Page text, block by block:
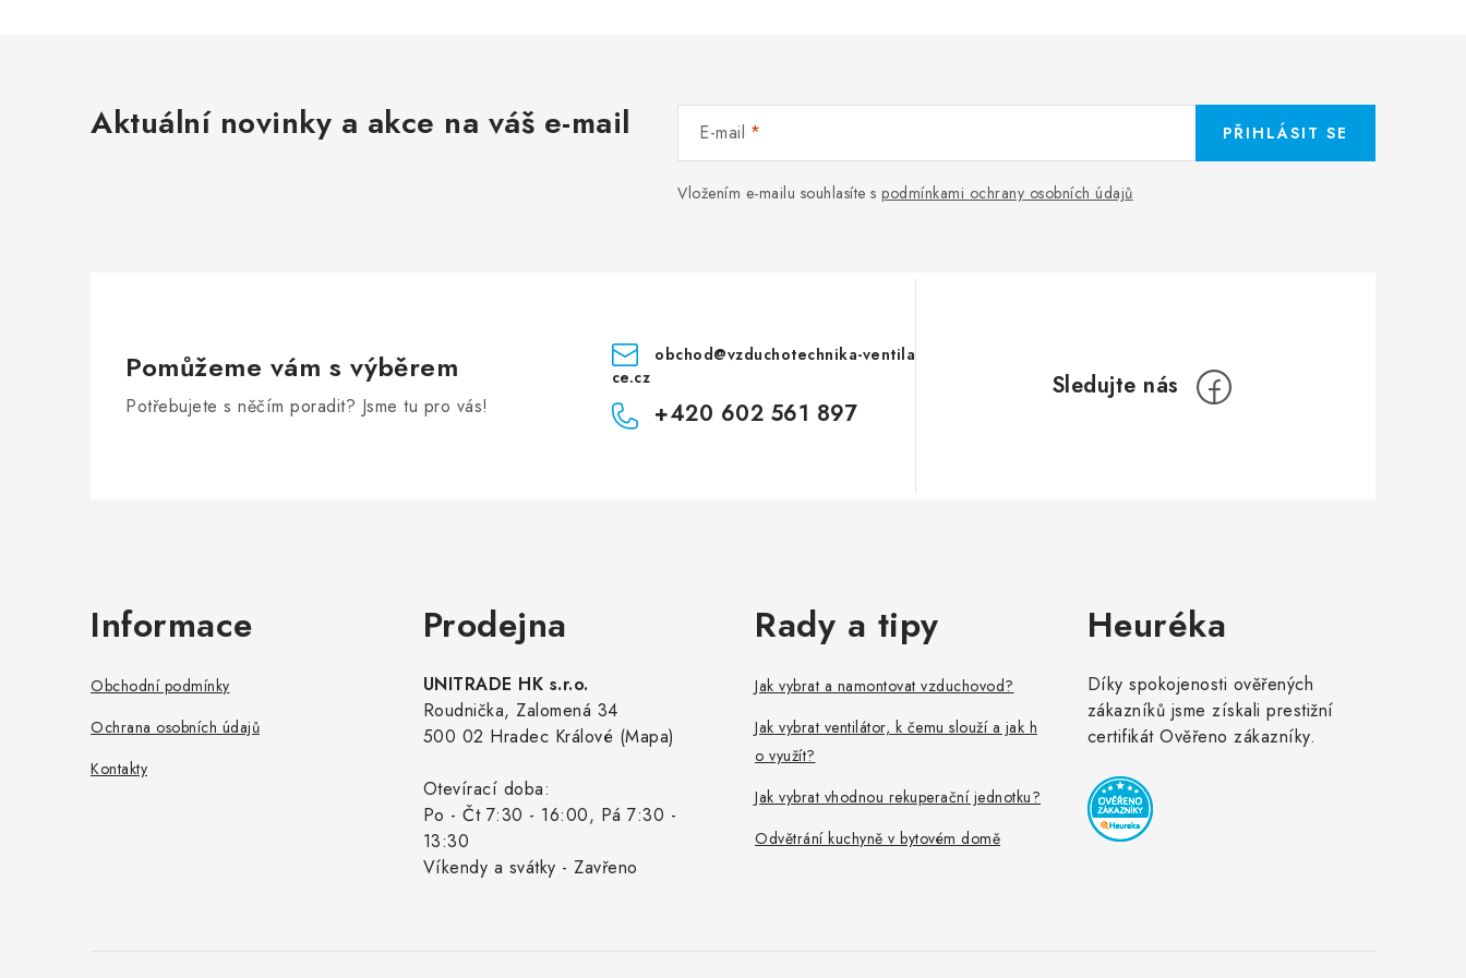
Aktuální novinky a akce na váš e-mail E-mail
Vložením e-mailu souhlasíte s podmínkami ochrany osobních údajů
PŘIHLÁSIT SE
Pomůžeme vám s výběrem
Potřebujete s něčím poradit? Jsme tu pro vás!
obchod@vzduchotechnika-ventila
ce.cz
+420 602 561 897
Informace
Obchodní podmínky
Ochrana osobních údajů
Kontakty
Prodejna
UNITRADE HK s.r.o.
Roudnička, Zalomená 34
500 02 Hradec Králové (Mapa)
Otevírací doba:
Po - Čt 7:30 - 16:00, Pá 7:30 -
13:30
Víkendy a svátky - Zavřeno
Rady a tipy
Jak vybrat a namontovat vzduchovod?
Jak vybrat ventilátor, k čemu slouží a jak h
o využít?
Jak vybrat vhodnou rekuperační jednotku?
Odvětrání kuchyně v bytovém domě
Heuréka
Díky spokojenosti ověřených
zákazníků jsme získali prestižní
certifikát Ověřeno zákazníky.